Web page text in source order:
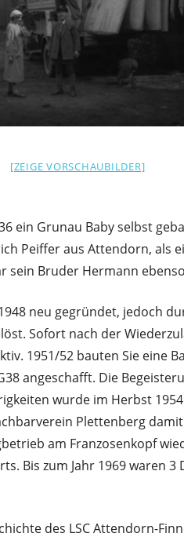
[ZEIGE VORSCHAUBILDER]
ein Grunau Baby selbst
Peiffer aus Attendorn, als
sein Bruder Hermann
neu gegründet, jedoch
Sofort nach der
1951/52 bauten Sie eine
angeschafft. Die
wurde im Herbst
Plettenberg
am Franzosenkopf
Bis zum Jahr 1969 waren
des LSC Attendorn-